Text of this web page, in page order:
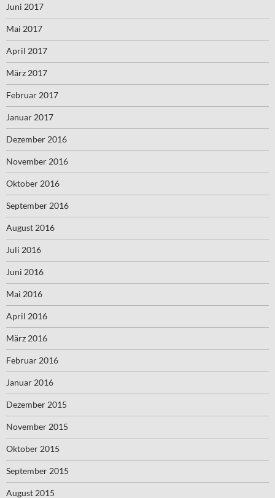
Juni 2017
Mai 2017
April 2017
März 2017
Februar 2017
Januar 2017
Dezember 2016
November 2016
Oktober 2016
September 2016
August 2016
Juli 2016
Juni 2016
Mai 2016
April 2016
März 2016
Februar 2016
Januar 2016
Dezember 2015
November 2015
Oktober 2015
September 2015
August 2015